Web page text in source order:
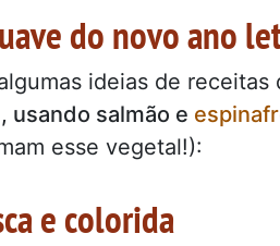
do novo ano
ideias de receitas
, usando salmão e
esse vegetal!):
e colorida